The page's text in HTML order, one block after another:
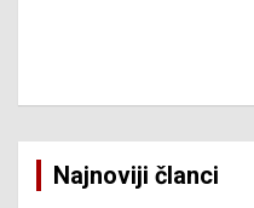
Najnoviji članci